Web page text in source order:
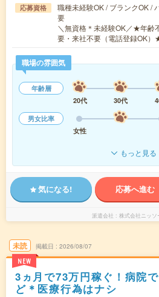
応募資格
職種未経験OK / ブランクOK /
要
＼無資格＊未経験OK／★年齢
要・来社不要（電話登録OK
職場の雰囲気
年齢層
20代
30代
男女比率
女性
もっと見る
気になる! 応募へ進む
派遣会社 株式会社ニッソ
未読
NEW
掲載日 2026/08/07
3ヵ月で73万円稼ぐ！病院
ど＊医療行為はナシ